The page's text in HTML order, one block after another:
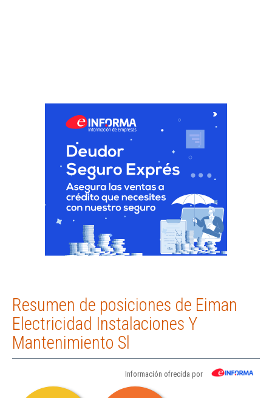
Resumen de posiciones de Eiman
Electricidad Instalaciones Y
Mantenimiento Sl
Información ofrecida por